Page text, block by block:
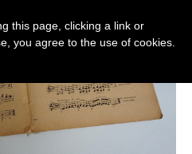
this page, clicking a link or
you agree to the use of cookies.